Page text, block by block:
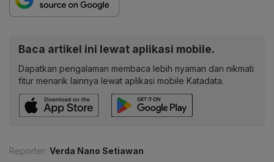
Baca artikel ini lewat aplikasi mobile.
Dapatkan pengalaman membaca lebih nyaman dan nikmati
fitur menarik lainnya lewat aplikasi mobile Katadata.
Reporter: Verda Nano Setiawan